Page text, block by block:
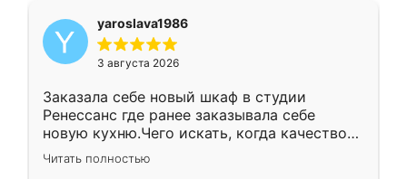
yaroslava1986
3 августа 2026
Заказала себе новый шкаф в студии
Ренессанс где ранее заказывала себе
новую кухню.Чего искать, когда качеством
вполне довольна. Служит кухня уже почти
два года, нареканий нет.
Читать полностью